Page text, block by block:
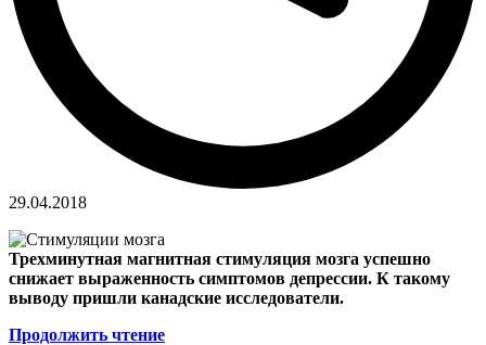
29.04.2018
Трехминутная магнитная стимуляция мозга успешно
снижает выраженность симптомов депрессии. К такому
выводу пришли канадские исследователи.
Продолжить чтение